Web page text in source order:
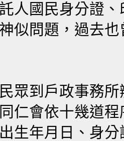
人國民身分證
似問題，過去
眾到戶政事務
仁會依十幾道
生年月日、身